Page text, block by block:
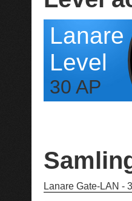
Lanare
Level
30 AP
Lanare Gate-LAN -